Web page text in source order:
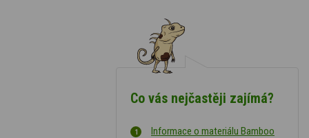
Co vás nejčastěji zajímá?
Informace o materiálu Bamboo